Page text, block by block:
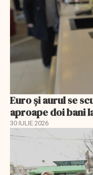
Euro și aurul se
aproape doi bani
30 IULIE 2026